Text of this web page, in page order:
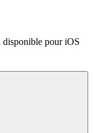
disponible pour iOS